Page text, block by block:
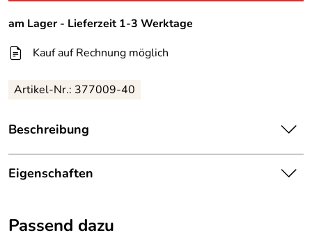
am Lager - Lieferzeit 1-3 Werktage
Kauf auf Rechnung möglich
Artikel-Nr.: 377009-40
Beschreibung
Canyon T-Shirt V-Ausschnitt rose melange
Damenoberbekleidung setzen momentan den Focus auf
total kräftige Farben. Da tut es auch mal gut ein T-Shirt
Eigenschaften
Ausschnitt:
V-Ausschnitt
Passend dazu